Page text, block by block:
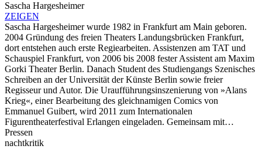
Sascha Hargesheimer
ZEIGEN
Sascha Hargesheimer wurde 1982 in Frankfurt am Main geboren.
2004 Gründung des freien Theaters Landungsbrücken Frankfurt,
dort entstehen auch erste Regiearbeiten. Assistenzen am TAT und
Schauspiel Frankfurt, von 2006 bis 2008 fester Assistent am Maxim
Gorki Theater Berlin. Danach Student des Studiengangs Szenisches
Schreiben an der Universität der Künste Berlin sowie freier
Regisseur und Autor. Die Uraufführungsinszenierung von »Alans
Krieg«, einer Bearbeitung des gleichnamigen Comics von
Emmanuel Guibert, wird 2011 zum Internationalen
Figurentheaterfestival Erlangen eingeladen. Gemeinsam mit…
Pressen
nachtkritik